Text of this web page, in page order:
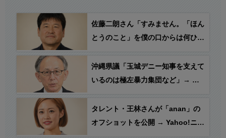
佐藤二朗さん「すみません。「ほん
とうのこと」を僕の口からは何ひと
を日々感じでおります…」
沖縄県議「玉城デニー知事を支えて
いるのは極左暴力集団など」→ 玉
根。撤回せよ」
タレント・王林さんが「anan」の
オフショットを公開 → Yahoo!ニュ